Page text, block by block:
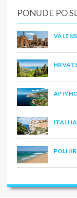
PONUDE PO
APP/